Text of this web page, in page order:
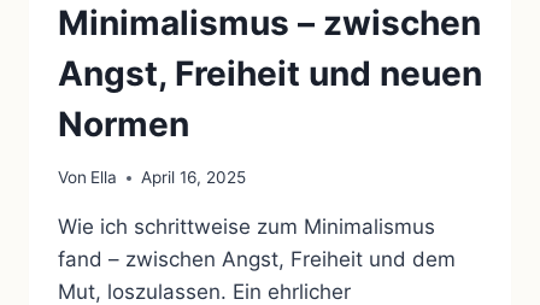
Minimalismus – zwischen
Angst, Freiheit und neuen
Normen
Von Ella April 16, 2025
Wie ich schrittweise zum Minimalismus
fand – zwischen Angst, Freiheit und dem
Mut, loszulassen. Ein ehrlicher